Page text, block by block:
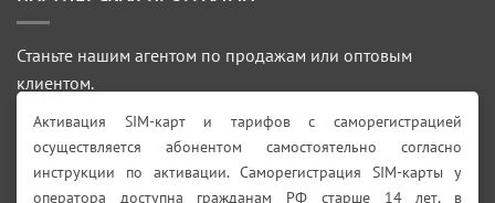
Станьте нашим агентом по продажам или оптовым
клиентом.
ПОДРОБНЕЕ >>>
Искать:
Активация SIM-карт и тарифов с саморегистрацией
осуществляется абонентом самостоятельно согласно
инструкции по активации. Саморегистрация SIM-карты у
оператора доступна гражданам РФ старше 14 лет, в